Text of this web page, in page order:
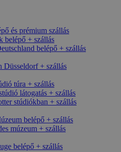
és prémium szállás
belépő + szállás
belépő + szállás
Düsseldorf + szállás
túra + szállás
látogatás + szállás
stúdiókban + szállás
belépő + szállás
múzeum + szállás
belépő + szállás